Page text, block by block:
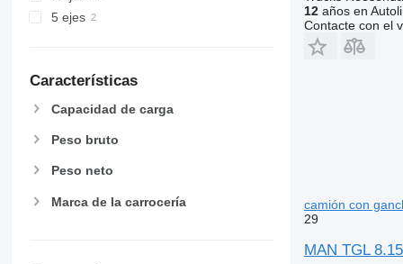
5 ejes
Características
Capacidad de carga
Peso bruto
Peso neto
Marca de la carrocería
12años en
Contacte con el
camión con
29
MAN TGL